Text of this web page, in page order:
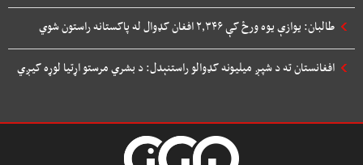
طالبان: یوازې یوه ورځ کې ۲,۳۴۶ افغان کډوال له پاکستانه راستون شوي
افغانستان ته د شپږ میلیونه کډوالو راستنېدل: د بشري مرستو اړتیا لوړه کیږي